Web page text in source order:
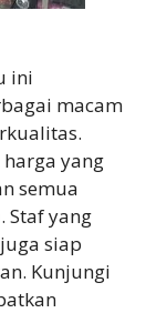
ini
macam
yang
semua
Staf yang
siap
Kunjungi